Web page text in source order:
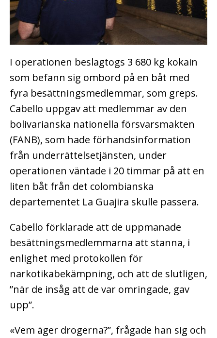
I operationen beslagtogs 3 680 kg kokain
som befann sig ombord på en båt med
fyra besättningsmedlemmar, som greps.
Cabello uppgav att medlemmar av den
bolivarianska nationella försvarsmakten
(FANB), som hade förhandsinformation
från underrättelsetjänsten, under
operationen väntade i 20 timmar på att en
liten båt från det colombianska
departementet La Guajira skulle passera.
Cabello förklarade att de uppmanade
besättningsmedlemmarna att stanna, i
enlighet med protokollen för
narkotikabekämpning, och att de slutligen,
”när de insåg att de var omringade, gav
upp”.
«Vem äger drogerna?”, frågade han sig och